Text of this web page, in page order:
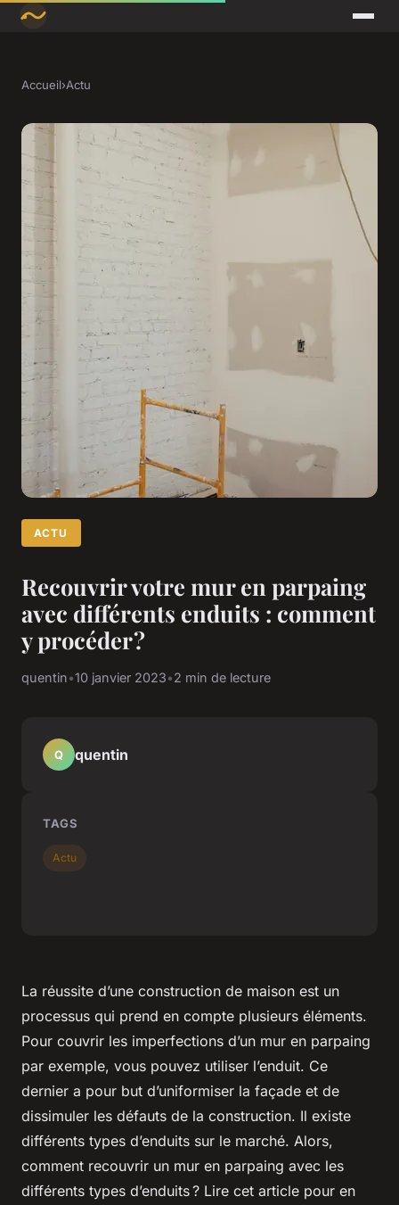
Accueil›Actu
ACTU
Recouvrir votre mur en parpaing
avec différents enduits : comment
y procéder ?
quentin•10 janvier 2023•2 min de lecture
La réussite d’une construction de maison est un
processus qui prend en compte plusieurs éléments.
Pour couvrir les imperfections d’un mur en parpaing
par exemple, vous pouvez utiliser l’enduit. Ce
dernier a pour but d’uniformiser la façade et de
dissimuler les défauts de la construction. Il existe
différents types d’enduits sur le marché. Alors,
comment recouvrir un mur en parpaing avec les
différents types d’enduits ? Lire cet article pour en
Q quentin
TAGS
Actu